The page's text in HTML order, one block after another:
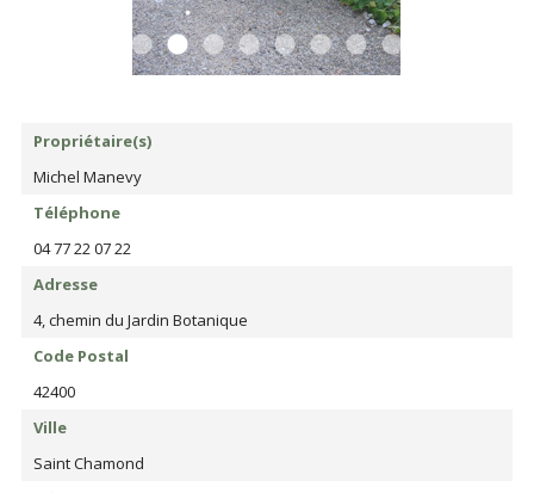
Propriétaire(s)
Michel Manevy
Téléphone
04 77 22 07 22
Adresse
4, chemin du Jardin Botanique
Code Postal
42400
Ville
Saint Chamond